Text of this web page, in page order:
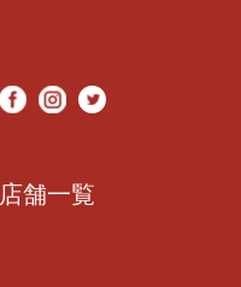
店舗一覧